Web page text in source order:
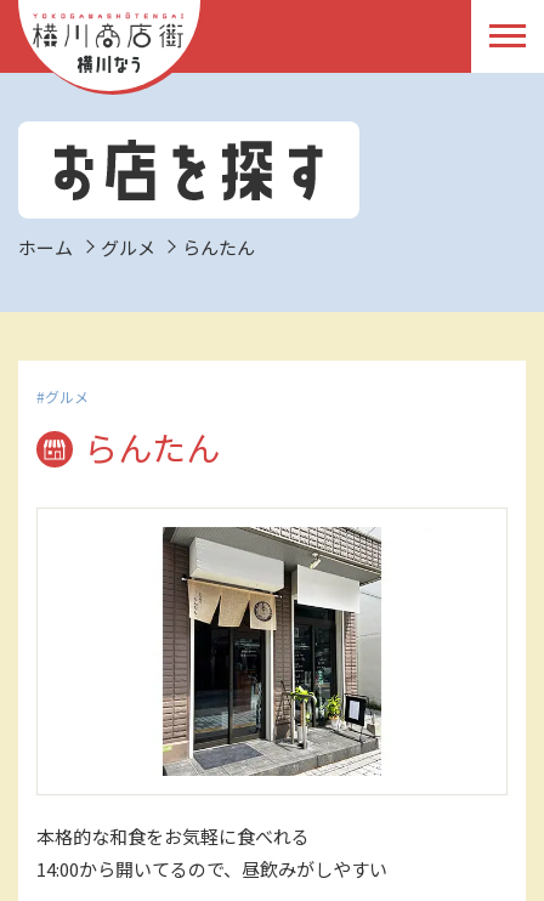
ホーム グルメ らんたん
グルメ
らんたん
本格的な和食をお気軽に食べれる
14:00から開いてるので、昼飲みがしやすい